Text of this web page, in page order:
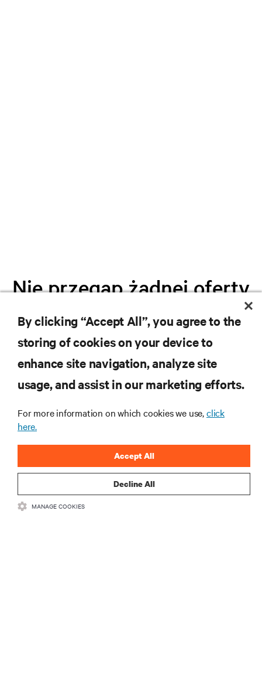
Nie przegap żadnej oferty
Dołącz do naszej listy mailingowej i
otrzymuj najnowsze informacje o
produktach oraz aktualności branżowe
od Vertiv.
ZAREJESTRUJ SIĘ
By clicking “Accept All”, you agree to the
storing of cookies on your device to
enhance site navigation, analyze site
usage, and assist in our marketing efforts.
For more information on which cookies we use,click
here.
Decline All
Accept All
MANAGE COOKIES